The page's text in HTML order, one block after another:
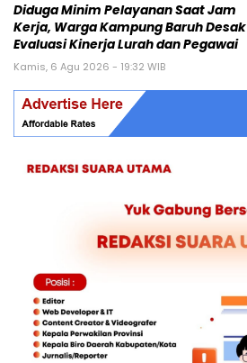
Diduga Minim Pelayanan Saat Jam
Kerja, Warga Kampung Baruh Desak
Evaluasi Kinerja Lurah dan Pegawai
Kamis, 6 Agu 2026 - 19:32 WIB